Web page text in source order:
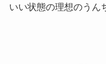
いい状態の理想のうん